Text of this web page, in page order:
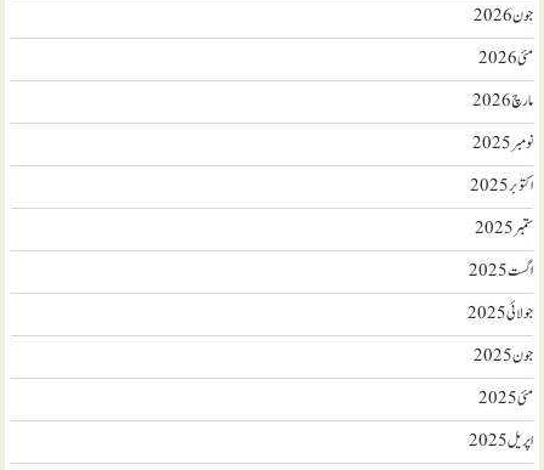
جون 2026
مئی 2026
مارچ 2026
نومبر 2025
اکتوبر 2025
ستمبر 2025
اگست 2025
جولائی 2025
جون 2025
مئی 2025
اپریل 2025